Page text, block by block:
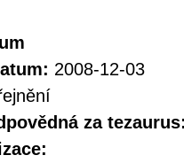
2008-12-03
za